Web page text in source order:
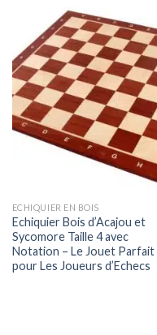
ECHIQUIER EN BOIS
Echiquier Bois d’Acajou et
Sycomore Taille 4 avec
Notation – Le Jouet Parfait
pour Les Joueurs d’Echecs